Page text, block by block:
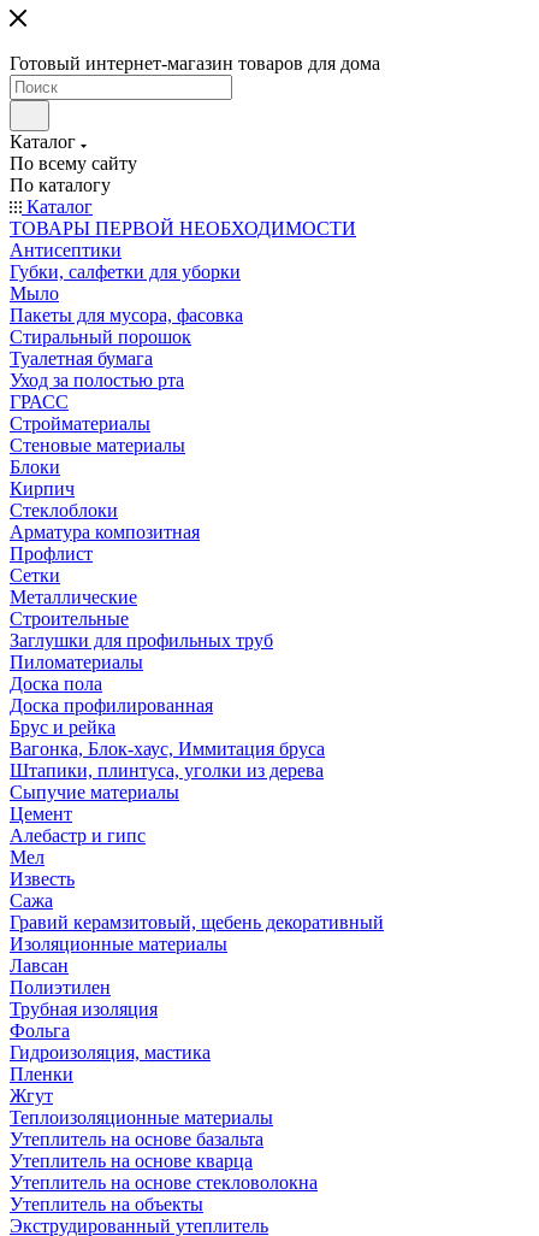
Готовый интернет-магазин товаров для дома
Каталог
По всему сайту
По каталогу
Каталог
ТОВАРЫ ПЕРВОЙ НЕОБХОДИМОСТИ
Антисептики
Губки, салфетки для уборки
Мыло
Пакеты для мусора, фасовка
Стиральный порошок
Туалетная бумага
Уход за полостью рта
ГРАСС
Стройматериалы
Стеновые материалы
Блоки
Кирпич
Стеклоблоки
Арматура композитная
Профлист
Сетки
Металлические
Строительные
Заглушки для профильных труб
Пиломатериалы
Доска пола
Доска профилированная
Брус и рейка
Вагонка, Блок-хаус, Иммитация бруса
Штапики, плинтуса, уголки из дерева
Сыпучие материалы
Цемент
Алебастр и гипс
Мел
Известь
Сажа
Гравий керамзитовый, щебень декоративный
Изоляционные материалы
Лавсан
Полиэтилен
Трубная изоляция
Фольга
Гидроизоляция, мастика
Пленки
Жгут
Теплоизоляционные материалы
Утеплитель на основе базальта
Утеплитель на основе кварца
Утеплитель на основе стекловолокна
Утеплитель на объекты
Экструдированный утеплитель